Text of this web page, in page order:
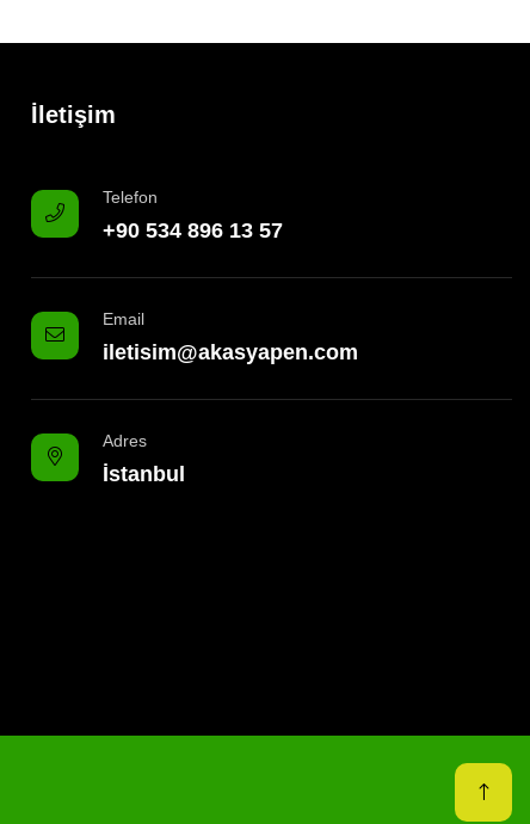
İletişim
Telefon
+90 534 896 13 57
Email
iletisim@akasyapen.com
Adres
İstanbul